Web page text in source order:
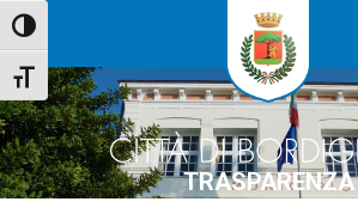
Attiva/disattiva alto contrasto
Attiva/disattiva dimensione testo
TRASPARENZA